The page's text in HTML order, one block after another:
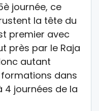
journée, ce
la tête du
premier avec
près par le Raja
autant
dans
4 journées de la